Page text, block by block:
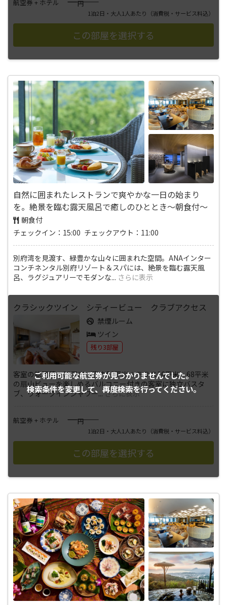
航空券 + ホテル 円
1泊2日・大人1人あたり （消費税・サービス料込）
自然に囲まれたレストランで爽やかな一日の始まり
を。絶景を臨む露天風呂で癒しのひととき～朝食付～
朝食付
チェックイン：15:00 チェックアウト：11:00
別府湾を見渡す、緑豊かな山々に囲まれた空間。ANAインター
コンチネンタル別府リゾート＆スパには、絶景を臨む露天風
呂、ラグジュアリーでモダンな... さらに表示
ご利用可能な航空券が見つかりませんでした。
検索条件を変更して、再度検索を行ってください。
クラシックツイン シティービュー クラブアクセス
禁煙ルーム
ツイン
残り3部屋
客室の総面積：68平米（室内52平米＋テラス16平米）68平米
の扇山ビューを楽しめるバルコニー付きの客室に独立バスタ
ブ、ウォークインシャワー...さらに表示
航空券 + ホテル ――――円
1泊2日・大人1人あたり （消費税・サービス料込）